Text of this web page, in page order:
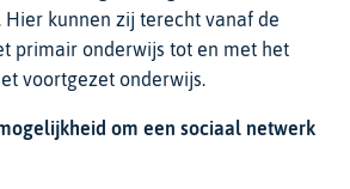
kunnen zij terecht vanaf de
primair onderwijs tot en met het
voortgezet onderwijs.
om een sociaal netwerk